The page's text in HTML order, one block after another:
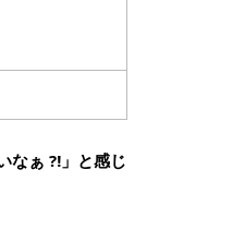
なぁ ⁈」と感じ